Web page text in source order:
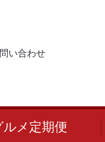
い合わせ
ルメ定期便